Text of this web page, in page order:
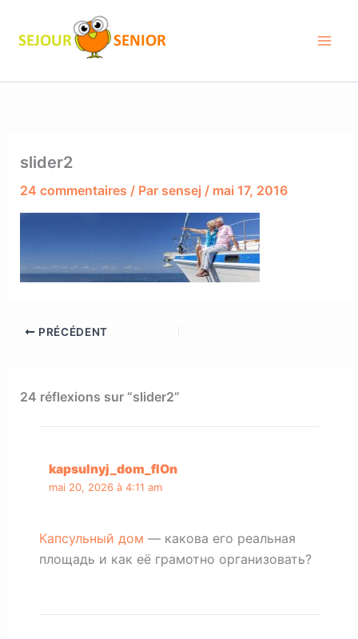
contenu
slider2
24 commentaires / Par sensej / mai 17, 2016
PRÉCÉDENT
24 réflexions sur “slider2”
kapsulnyj_dom_flOn
mai 20, 2026 à 4:11 am
Капсульный дом — какова его реальная
площадь и как её грамотно организовать?